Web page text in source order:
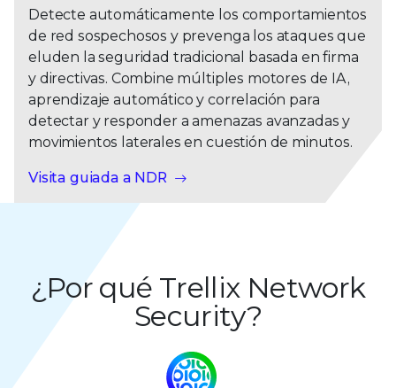
Detecte automáticamente los comportamientos
de red sospechosos y prevenga los ataques que
eluden la seguridad tradicional basada en firma
y directivas. Combine múltiples motores de IA,
aprendizaje automático y correlación para
detectar y responder a amenazas avanzadas y
movimientos laterales en cuestión de minutos.
Visita guiada a NDR
¿Por qué Trellix Network
Security?